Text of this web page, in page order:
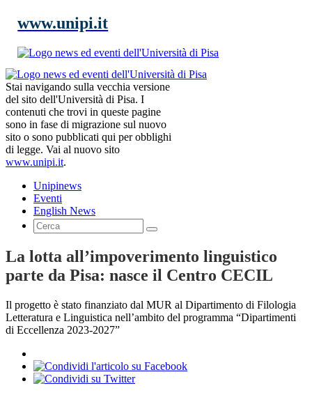
www.unipi.it
Stai navigando sulla vecchia versione
del sito dell'Università di Pisa. I
contenuti che trovi in queste pagine
sono in fase di migrazione sul nuovo
sito o sono pubblicati qui per obblighi
di legge. Vai al nuovo sito
www.unipi.it.
Unipinews
Eventi
English News
La lotta all’impoverimento linguistico
parte da Pisa: nasce il Centro CECIL
Il progetto è stato finanziato dal MUR al Dipartimento di Filologia
Letteratura e Linguistica nell’ambito del programma “Dipartimenti
di Eccellenza 2023-2027”